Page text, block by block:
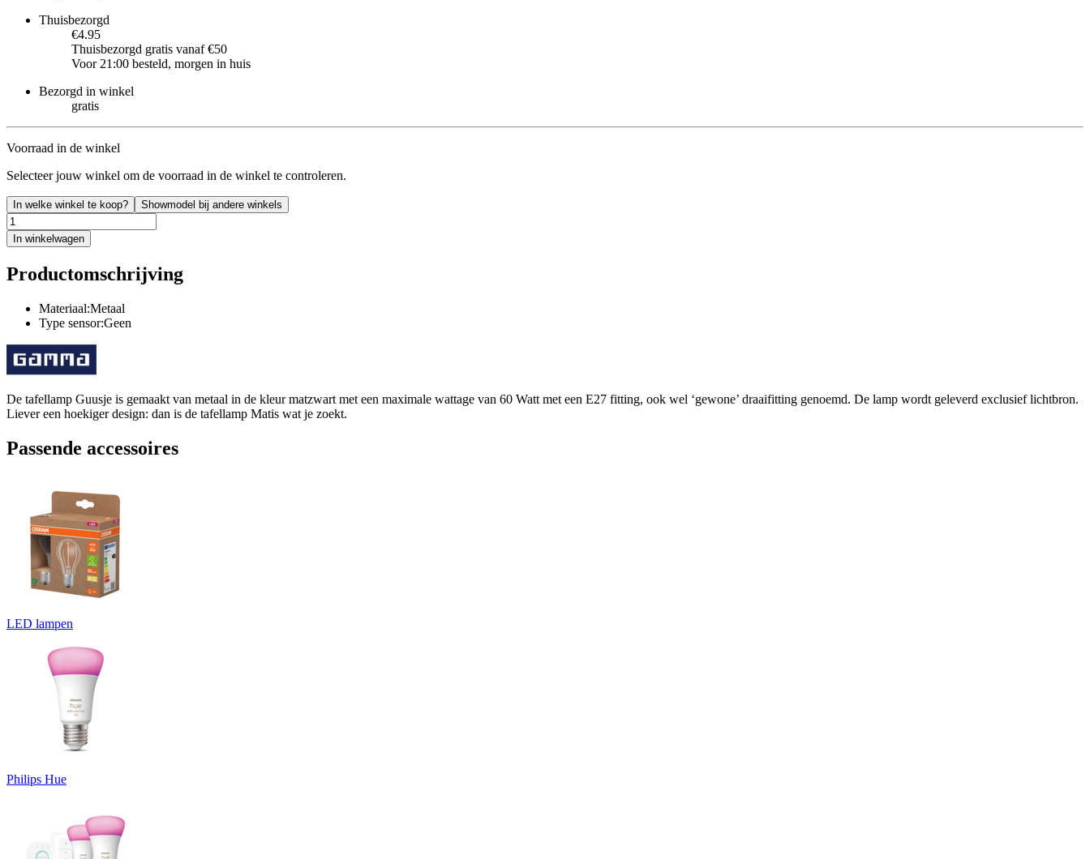
Thuisbezorgd
€4.95
Thuisbezorgd gratis vanaf €50
Voor 21:00 besteld, morgen in huis
Bezorgd in winkel
gratis
Voorraad in de winkel
Selecteer jouw winkel om de voorraad in de winkel te controleren.
In welke winkel te koop? Showmodel bij andere winkels
In winkelwagen
Productomschrijving
Materiaal:Metaal
Type sensor:Geen
De tafellamp Guusje is gemaakt van metaal in de kleur matzwart met een maximale wattage van 60 Watt met een E27 fitting, ook wel ‘gewone’ draaifitting genoemd. De lamp wordt geleverd exclusief lichtbron.
Liever een hoekiger design: dan is de tafellamp Matis wat je zoekt.
Passende accessoires
LED lampen
Philips Hue